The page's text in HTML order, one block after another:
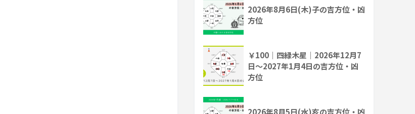
2026年8月6日(木)子の吉方位・凶
方位
￥100｜四緑木星｜2026年12月7
日～2027年1月4日の吉方位・凶
方位
2026年8月5日(水)亥の吉方位・凶